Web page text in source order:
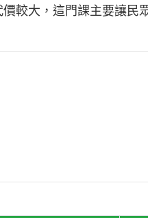
較大，這門課主要讓民